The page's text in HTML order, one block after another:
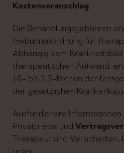
Kostenvoranschlag.
Die Behandlungsgebühren
Gebührenordnung für
Abhängig vom
therapeutischen Aufwand,
1,8- bis 2,3-fachen der
der gesetzlichen
Ausführlichere Informationen
Privatpreise und
Therapeut und Versicherten,